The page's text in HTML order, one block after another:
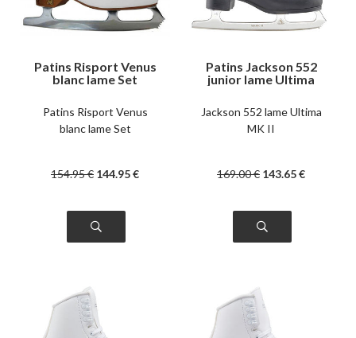
Patins Risport Venus
blanc lame Set
Patins Risport Venus
blanc lame Set
154.95€ 144.95€
Patins Jackson 552
junior lame Ultima
Jackson 552 lame Ultima
MK II
169.00€ 143.65€